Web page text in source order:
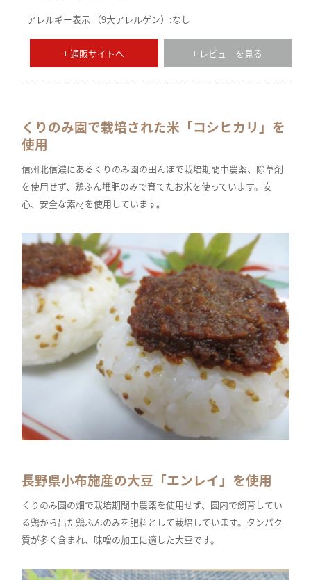
アレルギー表示 （9大アレルゲン）:なし
+ 通販サイトへ + レビューを見る
くりのみ園で栽培された米「コシヒカリ」を
使用
信州北信濃にあるくりのみ園の田んぼで栽培期間中農薬、除草剤
を使用せず、鶏ふん堆肥のみで育てたお米を使っています。安
心、安全な素材を使用しています。
長野県小布施産の大豆「エンレイ」を使用
くりのみ園の畑で栽培期間中農薬を使用せず、園内で飼育してい
る鶏から出た鶏ふんのみを肥料として栽培しています。タンパク
質が多く含まれ、味噌の加工に適した大豆です。